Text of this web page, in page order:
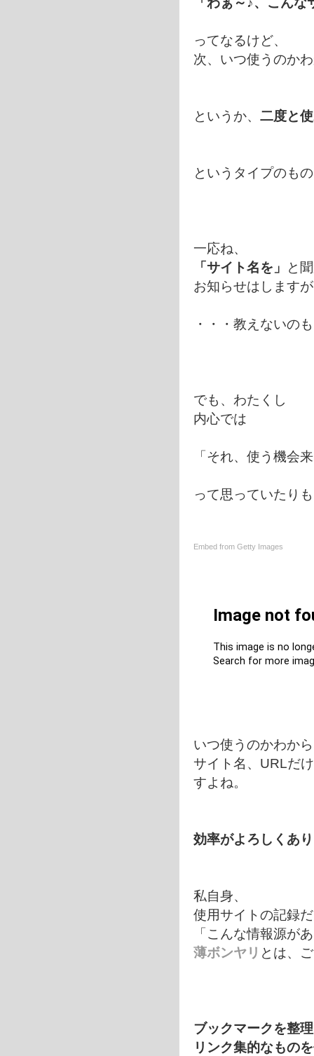
ってなるけど、
次、いつ使うのか
というか、 二度と
というタイプのも
一応ね、
「サイト名を」 と
お知らせはします
・・・教えないの
でも、わたくし
内心では
「それ、使う機
って思っていたり
Embed from Getty Images
いつ使うのかわか
サイト名、URLだ
すよね。
効率がよろしくあ
私自身、
使用サイトの記録
「こんな情報源が
薄ボンヤリ とは、
ブックマークを整
リンク集的なもの